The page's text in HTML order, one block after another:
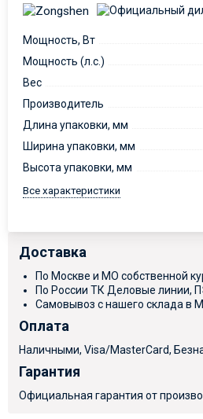
Мощность, Вт
Мощность (л.с.)
Вес
Производитель
Длина упаковки, мм
Ширина упаковки, мм
Высота упаковки, мм
Все характеристики
Доставка
По Москве и МО собственной
По России ТК Деловые линии,
Самовывоз с нашего склада в
Оплата
Наличными, Visa/MasterCard,
Гарантия
Официальная гарантия от